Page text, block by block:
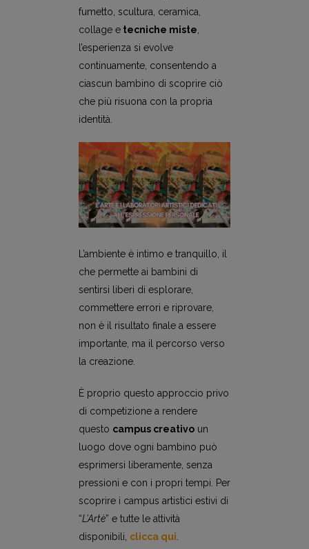
fumetto, scultura, ceramica,
collage etecniche miste
l’esperienza si evolve
continuamente, consentendo a
ciascun bambino di scoprire ciò
che più risuona con la propria
identità.
L’ambiente è intimo e tranquillo, il
che permette ai bambini di
sentirsi liberi di esplorare,
commettere errori e riprovare,
non è il risultato finale a essere
importante, ma il percorso verso
la creazione.
È proprio questo approccio privo
di competizione a rendere
questo campus creativoun
luogo dove ogni bambino può
esprimersi liberamente, senza
pressioni e con i propri tempi. Per
scoprire i campus artistici estivi di
“L’Artè” e tutte le attività
disponibili, clicca qui